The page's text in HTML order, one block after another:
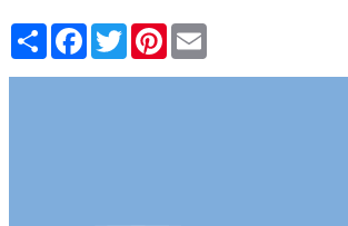
Share Facebook
TwitterPinterest